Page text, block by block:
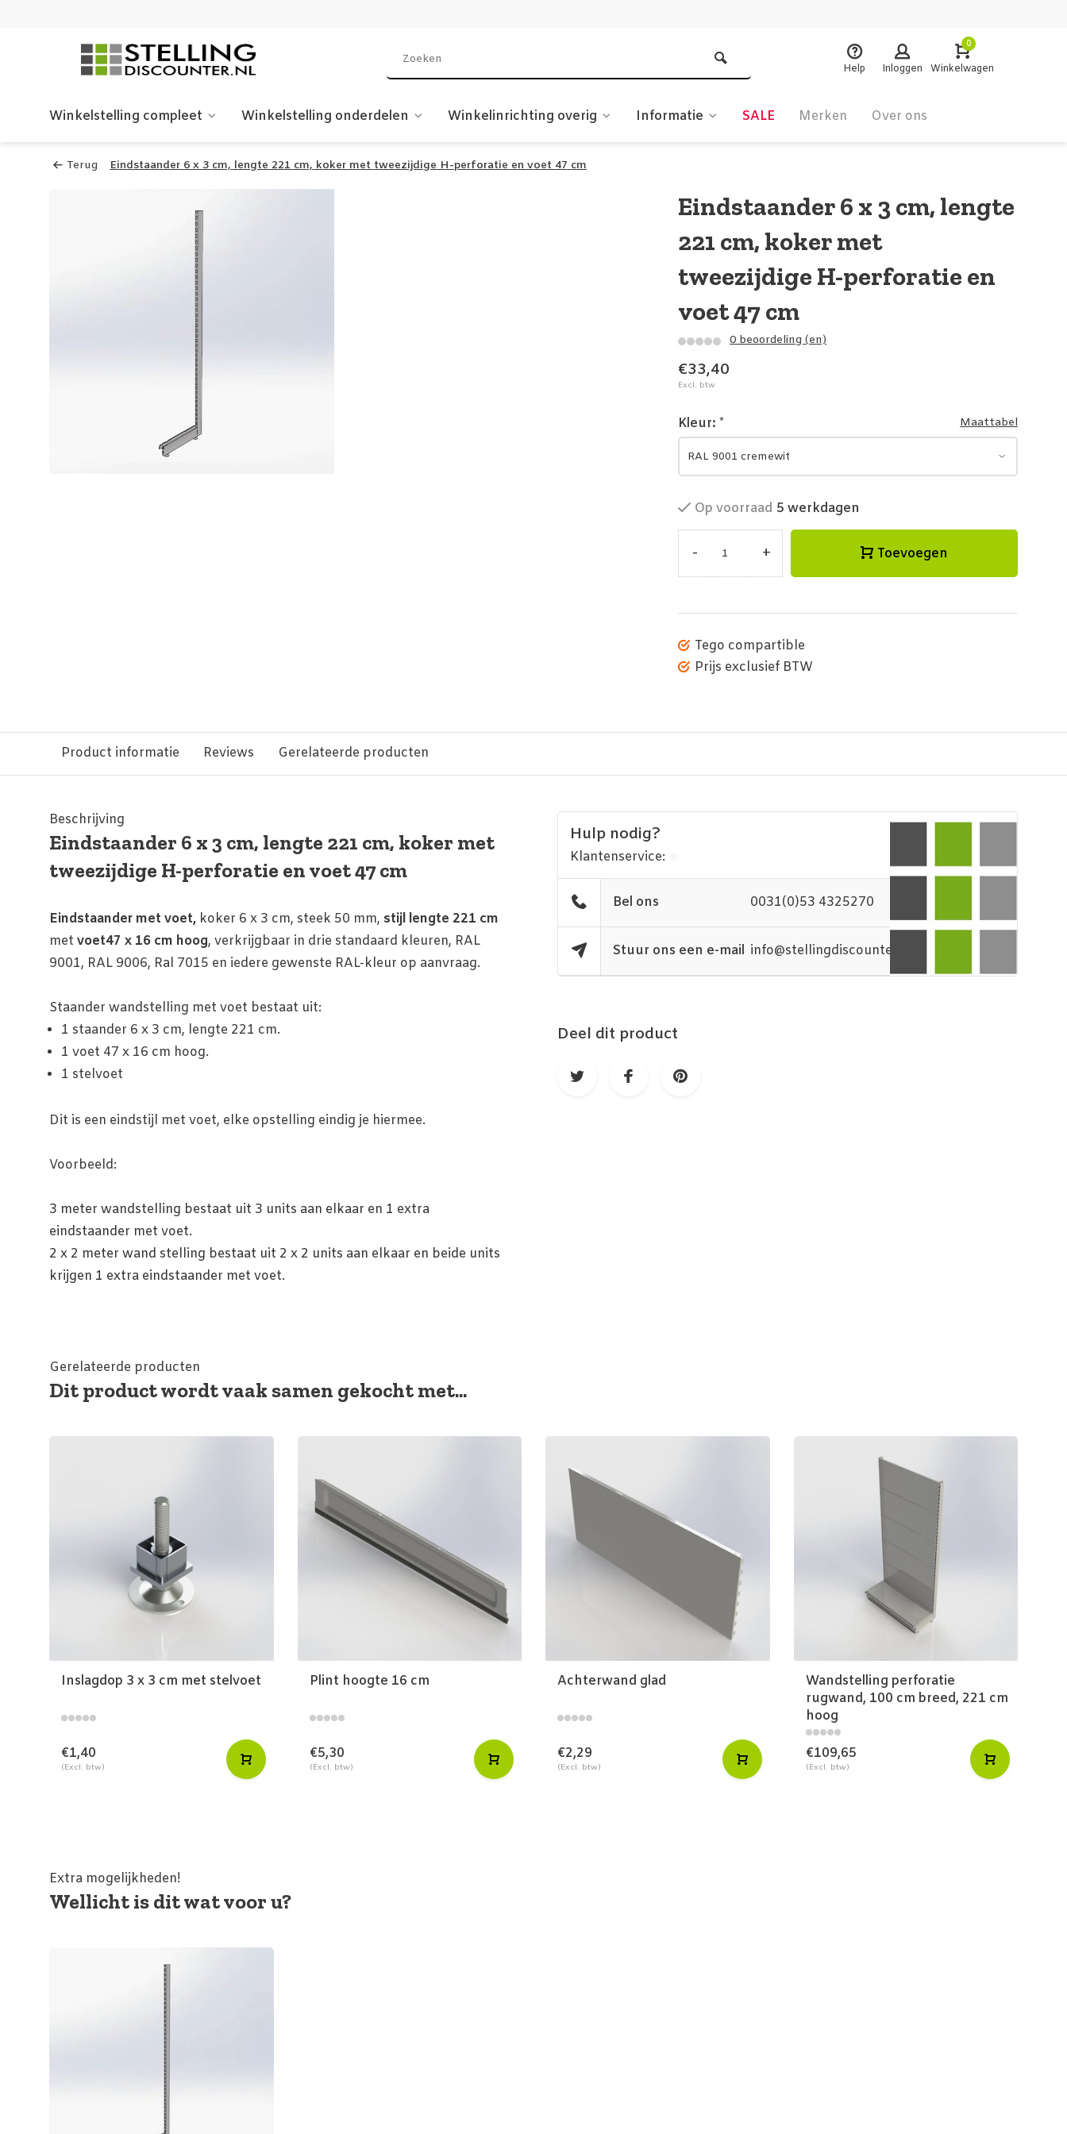
Help Inloggen
0
Winkelwagen
Winkelstelling compleet Winkelstelling onderdelen Winkelinrichting overig Informatie SALE Merken Over ons
Terug Eindstaander 6 x 3 cm, lengte 221 cm, koker met tweezijdige H-perforatie en voet 47 cm
Eindstaander 6 x 3 cm, lengte
221 cm, koker met
tweezijdige H-perforatie en
voet 47 cm
0 beoordeling (en)
€33,40
Excl. btw
Kleur: * Maattabel
Op voorraad 5 werkdagen
- + Toevoegen
Tego compartible
Prijs exclusief BTW
Product informatie Reviews Gerelateerde producten
Beschrijving
Eindstaander 6 x 3 cm, lengte 221 cm, koker met
tweezijdige H-perforatie en voet 47 cm
Eindstaander met voet, koker 6 x 3 cm, steek 50 mm, stijl lengte 221 cm
met voet47 x 16 cm hoog, verkrijgbaar in drie standaard kleuren, RAL
9001, RAL 9006, Ral 7015 en iedere gewenste RAL-kleur op aanvraag.
Staander wandstelling met voet bestaat uit:
1 staander 6 x 3 cm, lengte 221 cm.
1 voet 47 x 16 cm hoog.
1 stelvoet
Dit is een eindstijl met voet, elke opstelling eindig je hiermee.
Voorbeeld:
3 meter wandstelling bestaat uit 3 units aan elkaar en 1 extra
eindstaander met voet.
2 x 2 meter wand stelling bestaat uit 2 x 2 units aan elkaar en beide units
krijgen 1 extra eindstaander met voet.
Hulp nodig?
Klantenservice:
Bel ons 0031(0)53 4325270
Stuur ons een e-mail info@stellingdiscounter.nl
Deel dit product
Gerelateerde producten
Dit product wordt vaak samen gekocht met...
Inslagdop 3 x 3 cm met stelvoet
€1,40
(Excl. btw)
Plint hoogte 16 cm
€5,30
(Excl. btw)
Achterwand glad
€2,29
(Excl. btw)
Wandstelling perforatie
rugwand, 100 cm breed, 221 cm
hoog
€109,65
(Excl. btw)
Extra mogelijkheden!
Wellicht is dit wat voor u?